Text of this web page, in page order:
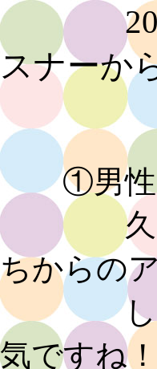
スナーか
①男性
久留米
ちからの
しみま
気ですね！